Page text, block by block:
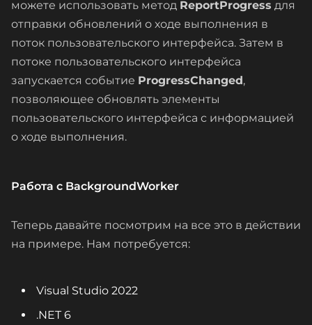
можете использовать метод ReportProgress для
отправки обновлений о ходе выполнения в
поток пользовательского интерфейса. Затем в
потоке пользовательского интерфейса
запускается событие ProgressChanged,
позволяющее обновлять элементы
пользовательского интерфейса с информацией
о ходе выполнения.
Работа с BackgroundWorker
Теперь давайте посмотрим на все это в действии
на примере. Нам потребуется:
Visual Studio 2022
.NET 6